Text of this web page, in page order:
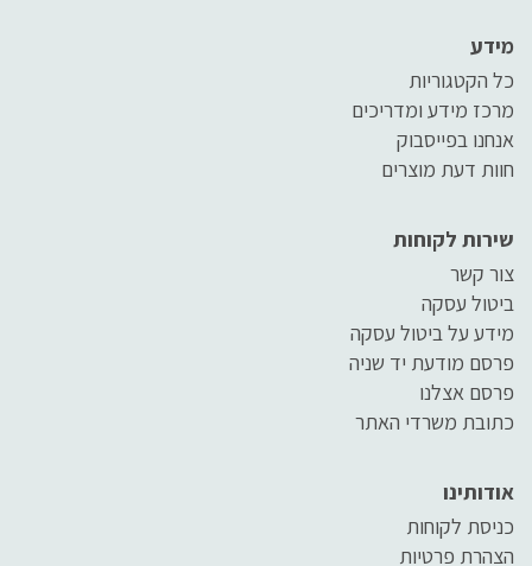
מידע
כל הקטגוריות
מרכז מידע ומדריכים
אנחנו בפייסבוק
חוות דעת מוצרים
שירות לקוחות
צור קשר
ביטול עסקה
מידע על ביטול עסקה
פרסם מודעת יד שניה
פרסם אצלנו
כתובת משרדי האתר
אודותינו
כניסת לקוחות
הצהרת פרטיות